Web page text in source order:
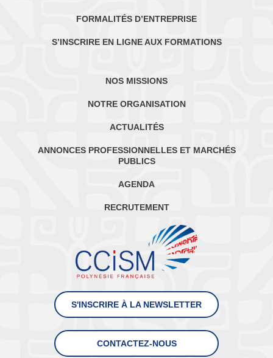
FORMALITÉS D’ENTREPRISE
S’INSCRIRE EN LIGNE AUX FORMATIONS
NOS MISSIONS
NOTRE ORGANISATION
ACTUALITÉS
ANNONCES PROFESSIONNELLES ET MARCHÉS
PUBLICS
AGENDA
RECRUTEMENT
S'INSCRIRE À LA NEWSLETTER
CONTACTEZ-NOUS